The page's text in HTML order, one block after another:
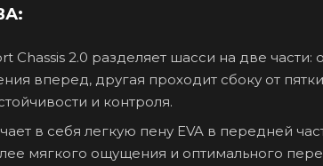
Chassis 2.0 разделяет шасси на две части:
вперед, другая проходит сбоку от
и контроля.
в себя легкую пену EVA в передней
мягкого ощущения и оптимального